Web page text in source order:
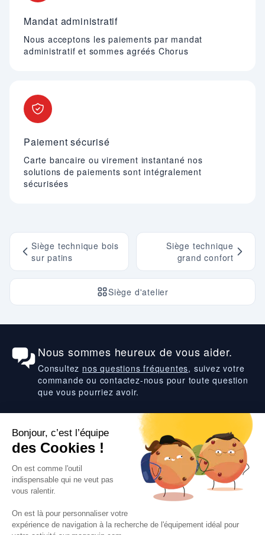
Mandat administratif
Nous acceptons les paiements par mandat
administratif et sommes agréés Chorus
Paiement sécurisé
Carte bancaire ou virement instantané nos
solutions de paiements sont intégralement
sécurisées
Siège technique bois
sur patins
Siège d'atelier
Siège technique
grand confort
Nous sommes heureux de vous aider.
Consultez nos questions fréquentes, suivez votre
commande ou contactez-nous pour toute question
que vous pourriez avoir.
Suivez-nous
VOS SERVICES